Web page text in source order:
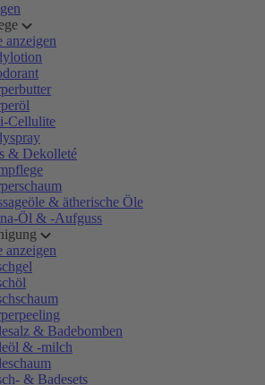
anzeigen
Cellulite
& Dekolleté
& ätherische Öle
Öl & -Aufguss
anzeigen
& Badebomben
& -milch
& Badesets